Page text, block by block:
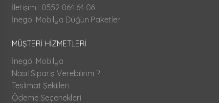
İletişim : 0552 064 64 06
İnegöl Mobilya Düğün Paketleri
MÜŞTERİ HİZMETLERİ
İnegöl Mobilya
Nasıl Sipariş Verebilirim ?
Teslimat Şekilleri
Ödeme Seçenekleri